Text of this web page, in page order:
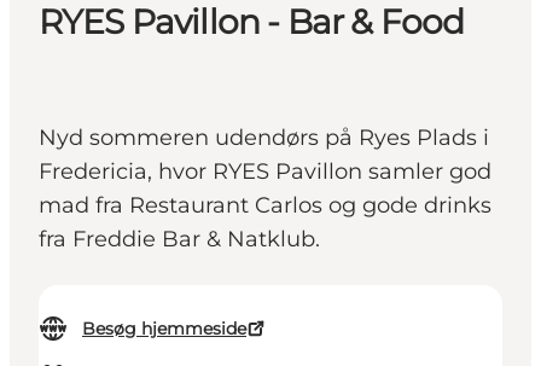
RYES Pavillon - Bar & Food
Nyd sommeren udendørs på Ryes Plads i
Fredericia, hvor RYES Pavillon samler god
mad fra Restaurant Carlos og gode drinks
fra Freddie Bar & Natklub.
Besøg hjemmeside